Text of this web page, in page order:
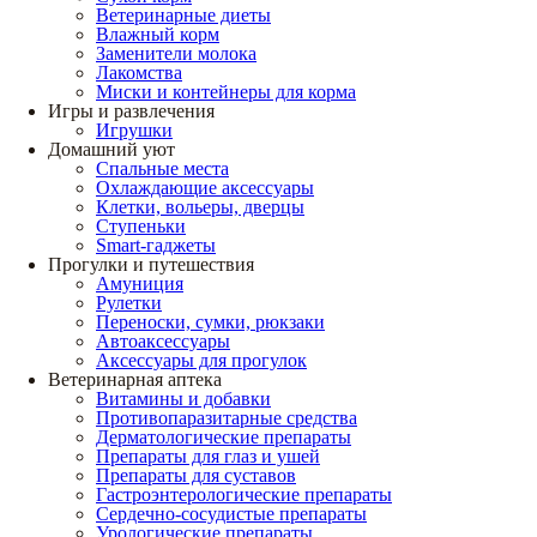
Ветеринарные диеты
Влажный корм
Заменители молока
Лакомства
Миски и контейнеры для корма
Игры и развлечения
Игрушки
Домашний уют
Спальные места
Охлаждающие аксессуары
Клетки, вольеры, дверцы
Ступеньки
Smart-гаджеты
Прогулки и путешествия
Амуниция
Рулетки
Переноски, сумки, рюкзаки
Автоаксессуары
Аксессуары для прогулок
Ветеринарная аптека
Витамины и добавки
Противопаразитарные средства
Дерматологические препараты
Препараты для глаз и ушей
Препараты для суставов
Гастроэнтерологические препараты
Сердечно-сосудистые препараты
Урологические препараты